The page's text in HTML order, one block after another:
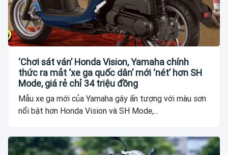
‘Chơi sát ván’ Honda Vision, Yamaha chính
thức ra mắt ‘xe ga quốc dân’ mới ‘nét’ hơn SH
Mode, giá rẻ chỉ 34 triệu đồng
Mẫu xe ga mới của Yamaha gây ấn tượng với màu sơn
nổi bật hơn Honda Vision và SH Mode,...